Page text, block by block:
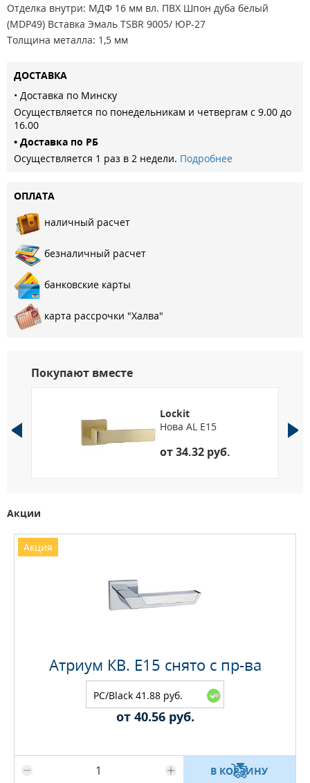
Отделка внутри: МДФ 16 мм вл. ПВХ Шпон дуба белый
(MDP49) Вставка Эмаль TSBR 9005/ ЮР-27
Толщина металла: 1,5 мм
Утеплитель: минеральная вата KNAUF
коробка 1 контур Шлегель)
Опции: беззазорная Наличник: прямой
Беспроводные технологии Bluetooth 5.0, NFC
Корпус замка: Металлический
Физический ключ: Есть
Замки: Smart Door Lock N100 Глазок: Нет
Размеры: 860х2050 мм, 960х2050 мм. Квартирная
ДОСТАВКА
• Доставка по Минску
Осуществляется по понедельникам и четвергам с 9.00 до
16.00
• Доставка по РБ
Осуществляется 1 раз в 2 недели. Подробнее
ОПЛАТА
наличный расчет
безналичный расчет
банковские карты
карта рассрочки "Халва"
Покупают вместе
Lockit
Нова AL E15
от 34.32 руб.
Акции
Акция
Атриум КВ. E15 снято с пр-ва
PC/Black 41.88 руб.
В КОРЗИНУ
от 40.56 руб.